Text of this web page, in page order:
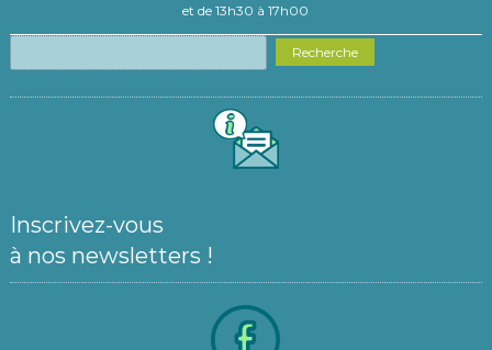
et de 13h30 à 17h00
Recherche
Inscrivez-vous
à nos newsletters !